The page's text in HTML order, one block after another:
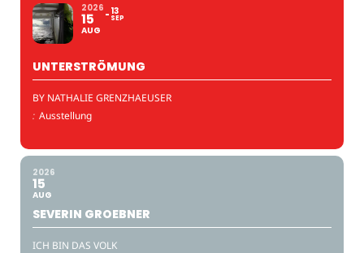
2026
15
AUG
13
SEP
UNTERSTRÖMUNG
BY NATHALIE GRENZHAEUSER
: Ausstellung
2026
15
AUG
SEVERIN GROEBNER
ICH BIN DAS VOLK